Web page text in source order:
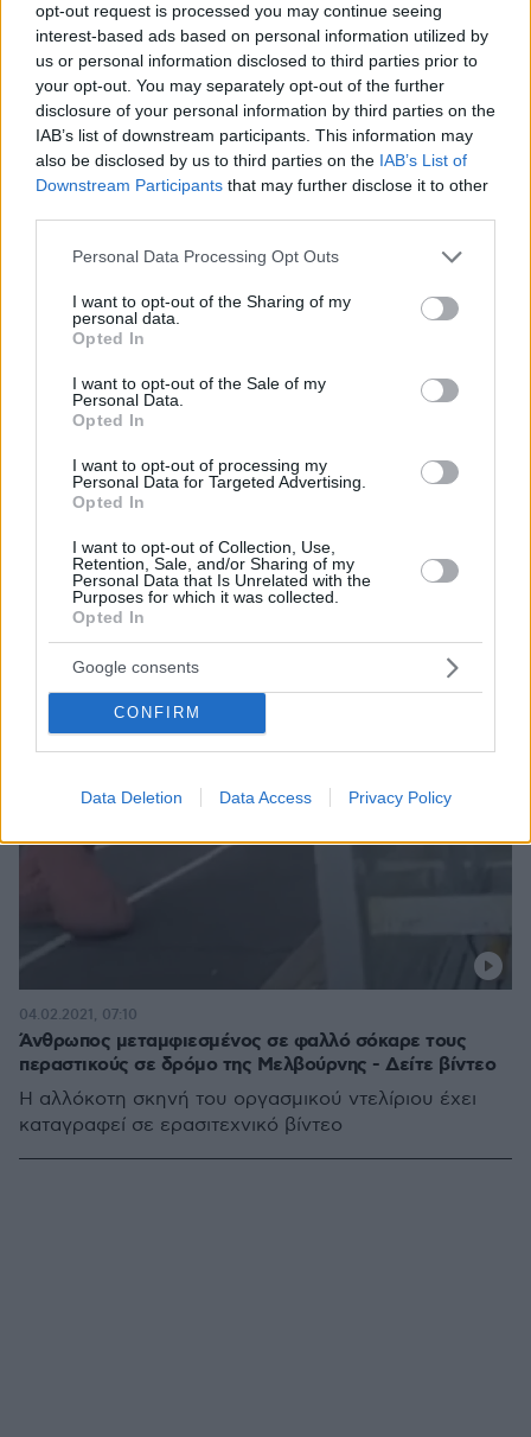
opt-out request is processed you may continue seeing
interest-based ads based on personal information utilized by
us or personal information disclosed to third parties prior to
your opt-out. You may separately opt-out of the further
disclosure of your personal information by third parties on the
IAB’s list of downstream participants. This information may
also be disclosed by us to third parties on the IAB’s List of
Downstream Participants that may further disclose it to other
Please note that this website/app uses one or more Google
not limited to your visit or usage behaviour. You may click to
grant or deny consent to Google and its third-party tags to
use your data for below specified purposes in below Google
consent section.
Personal Data Processing Opt Outs
I want to opt-out of the Sharing of my
personal data.
Opted In
I want to opt-out of the Sale of my
Personal Data.
Opted In
I want to opt-out of processing my
Personal Data for Targeted Advertising.
Opted In
I want to opt-out of Collection, Use,
Retention, Sale, and/or Sharing of my
Personal Data that Is Unrelated with the
Purposes for which it was collected.
Opted In
Google consents
CONFIRM
Data Deletion Data Access Privacy Policy
Αναβιώνει το «έθιμο του φαλλού» στον Τύρναβο που
κρατά από το 1898 - Τι συμβολίζει και πώς διατηρείται
Η περιφορά του φαλλού, ως σύμβολο της
γονιμότητας, αποτελούσε αναπόσπαστο μέρος των
διονυσιακών τελετών για την εξασφάλιση της
ευκαρπίας και ευγονίας
Άνθρωπος μεταμφιεσμένος σε φαλλό σόκαρε τους
περαστικούς σε δρόμο της Μελβούρνης - Δείτε βίντεο
Η αλλόκοτη σκηνή του οργασμικού ντελίριου έχει
καταγραφεί σε ερασιτεχνικό βίντεο
04.02.2021, 07:10